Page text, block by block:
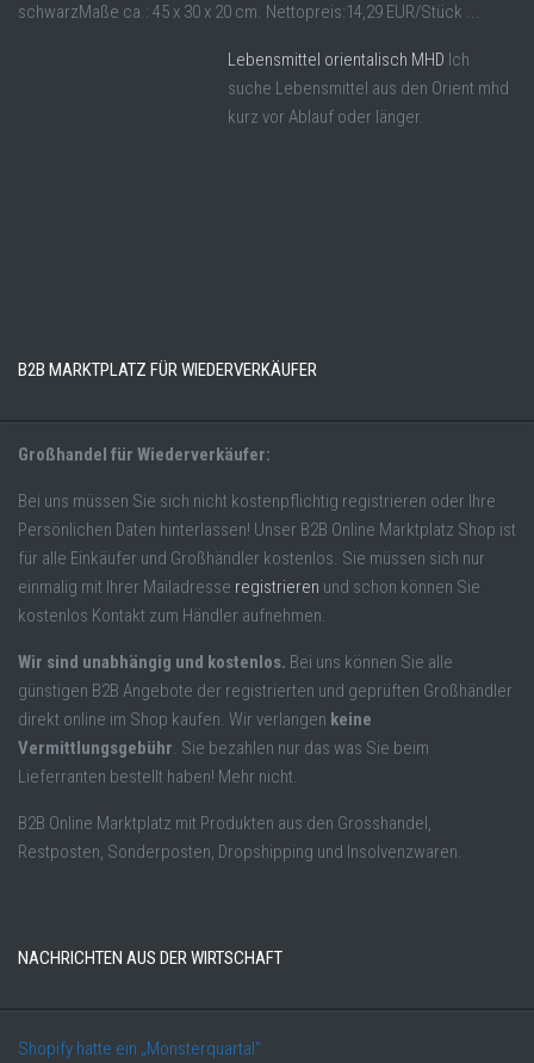
schwarzMaße ca.: 45 x 30 x 20 cm. Nettopreis:14,29 EUR/Stück ...
Lebensmittel orientalisch MHD Ich
suche Lebensmittel aus den Orient mhd
kurz vor Ablauf oder länger.
B2B MARKTPLATZ FÜR WIEDERVERKÄUFER
Großhandel für Wiederverkäufer:
Bei uns müssen Sie sich nicht kostenpflichtig registrieren oder Ihre
Persönlichen Daten hinterlassen! Unser B2B Online Marktplatz Shop ist
für alle Einkäufer und Großhändler kostenlos. Sie müssen sich nur
einmalig mit Ihrer Mailadresse registrieren und schon können Sie
kostenlos Kontakt zum Händler aufnehmen.
Wir sind unabhängig und kostenlos. Bei uns können Sie alle
günstigen B2B Angebote der registrierten und geprüften Großhändler
direkt online im Shop kaufen. Wir verlangen keine
Vermittlungsgebühr. Sie bezahlen nur das was Sie beim
Lieferranten bestellt haben! Mehr nicht.
B2B Online Marktplatz mit Produkten aus den Grosshandel,
Restposten, Sonderposten, Dropshipping und Insolvenzwaren.
NACHRICHTEN AUS DER WIRTSCHAFT
Shopify hatte ein „Monsterquartal“